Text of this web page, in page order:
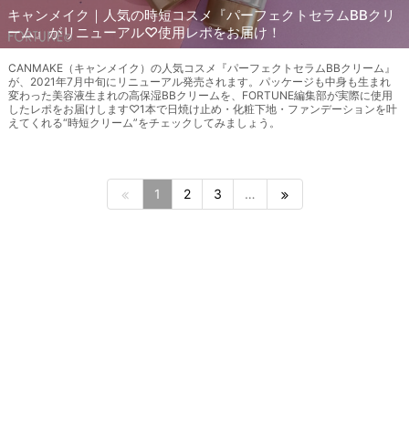
キャンメイク｜人気の時短コスメ『パーフェクトセラムBBクリ
ーム』がリニューアル♡使用レポをお届け！
CANMAKE（キャンメイク）の人気コスメ『パーフェクトセラムBBクリーム』
が、2021年7月中旬にリニューアル発売されます。パッケージも中身も生まれ
変わった美容液生まれの高保湿BBクリームを、FORTUNE編集部が実際に使用
したレポをお届けします♡1本で日焼け止め・化粧下地・ファンデーションを叶
えてくれる“時短クリーム”をチェックしてみましょう。
1 2 3 …